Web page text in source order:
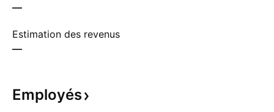
—
Estimation des revenus
—
Employés